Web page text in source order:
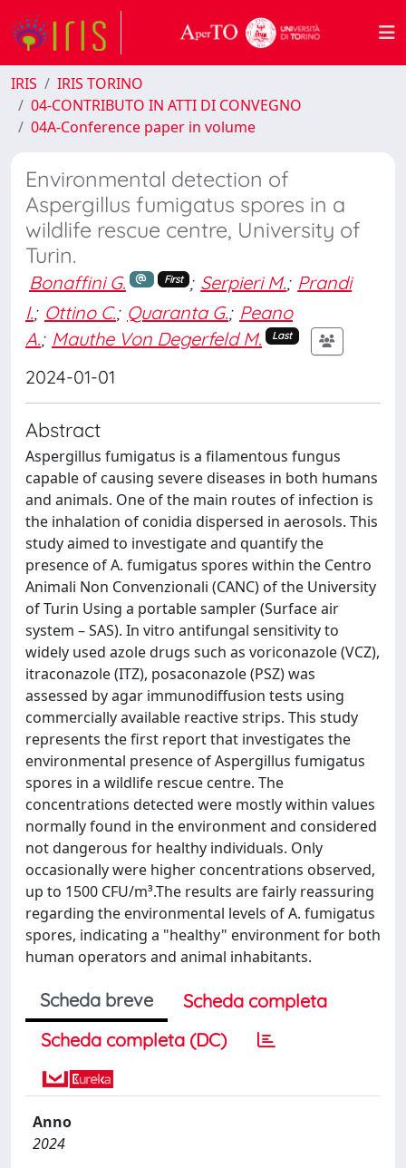
IRIS
IRIS TORINO
04-CONTRIBUTO IN ATTI DI CONVEGNO
04A-Conference paper in volume
Environmental detection of
Aspergillus fumigatus spores in a
wildlife rescue centre, University of
Turin.
Bonaffini G. First ; Serpieri M.; Prandi
I.; Ottino C.; Quaranta G.; Peano
A.; Mauthe Von Degerfeld M. Last
2024-01-01
Abstract
Aspergillus fumigatus is a filamentous fungus
capable of causing severe diseases in both humans
and animals. One of the main routes of infection is
the inhalation of conidia dispersed in aerosols. This
study aimed to investigate and quantify the
presence of A. fumigatus spores within the Centro
Animali Non Convenzionali (CANC) of the University
of Turin Using a portable sampler (Surface air
system – SAS). In vitro antifungal sensitivity to
widely used azole drugs such as voriconazole (VCZ),
itraconazole (ITZ), posaconazole (PSZ) was
assessed by agar immunodiffusion tests using
commercially available reactive strips. This study
represents the first report that investigates the
environmental presence of Aspergillus fumigatus
spores in a wildlife rescue centre. The
concentrations detected were mostly within values
normally found in the environment and considered
not dangerous for healthy individuals. Only
occasionally were higher concentrations observed,
up to 1500 CFU/m³.The results are fairly reassuring
regarding the environmental levels of A. fumigatus
spores, indicating a "healthy" environment for both
human operators and animal inhabitants.
Scheda breve
Scheda completa
Scheda completa (DC)
Anno
2024